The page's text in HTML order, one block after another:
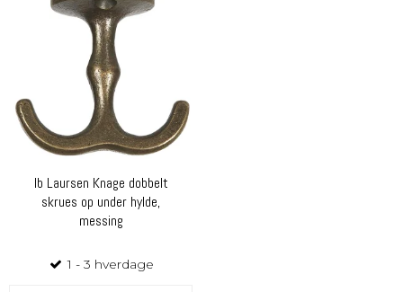
Ib Laursen Knage dobbelt
skrues op under hylde,
messing
1 - 3 hverdage